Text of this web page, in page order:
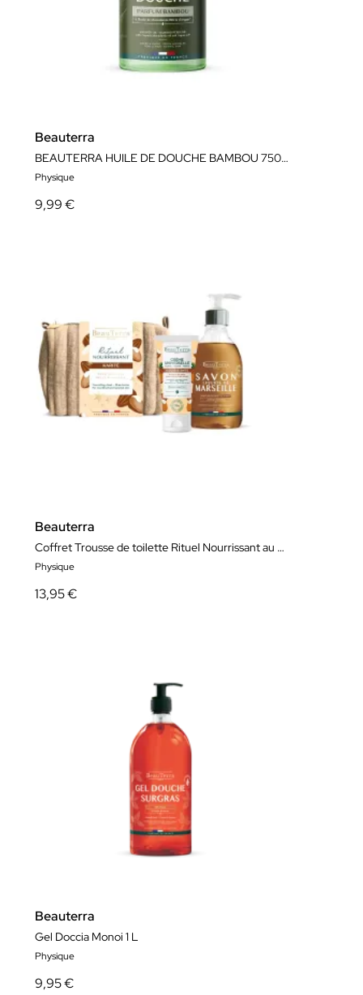
Beauterra
BEAUTERRA HUILE DE DOUCHE BAMBOU 750ML
Physique
9,99 €
Beauterra
Coffret Trousse de toilette Rituel Nourrissant au Beurre de Karité
Physique
13,95 €
Beauterra
Gel Doccia Monoi 1 L
Physique
9,95 €